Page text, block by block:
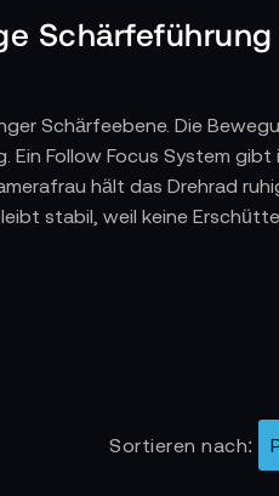
Schärfeführung
Schärfeebene. Die
Follow Focus System gibt
hält das Drehrad
stabil, weil keine
damit Übergänge
Sortieren nach